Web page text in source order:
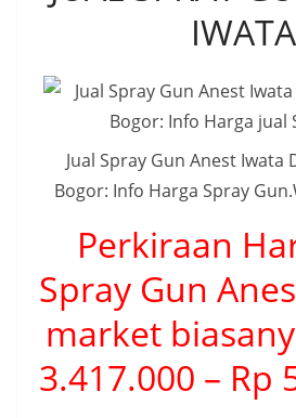
IWATA
Jual Spray Gun Anest Iwata
Bogor: Info Harga Spray
Perkiraan
Spray Gun
market
3.417.000 – Rp